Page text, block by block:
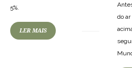
5%.
LER MAIS
do